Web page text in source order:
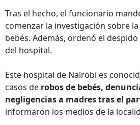
Tras el hecho, el funcionario
comenzar la investigación sobre
bebés. Además, ordenó el
del hospital.
Este hospital de Nairobi es
casos de robos de bebés,
negligencias a madres tras el
informaron los medios de la